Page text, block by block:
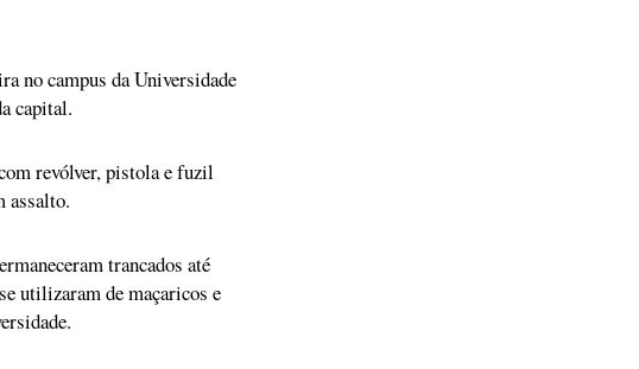
no campus da Universidade
capital.
revólver, pistola e fuzil
assalto.
trancados até
utilizaram de maçaricos e